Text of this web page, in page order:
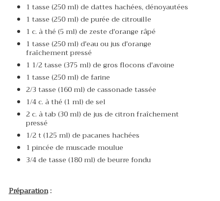
1 tasse (250 ml) de dattes hachées, dénoyautées
1 tasse (250 ml) de purée de citrouille
1 c. à thé (5 ml) de zeste d'orange râpé
1 tasse (250 ml) d'eau ou jus d'orange
fraîchement pressé
1 1/2 tasse (375 ml) de gros flocons d'avoine
1 tasse (250 ml) de farine
2/3 tasse (160 ml) de cassonade tassée
1/4 c. à thé (1 ml) de sel
2 c. à tab (30 ml) de jus de citron fraîchement
pressé
1/2 t (125 ml) de pacanes hachées
1 pincée de muscade moulue
3/4 de tasse (180 ml) de beurre fondu
Préparation: